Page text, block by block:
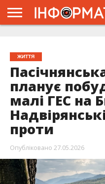
ЖИТТЯ
планує
малі ГЕС на
проти
Опубліковано 27.05.2026